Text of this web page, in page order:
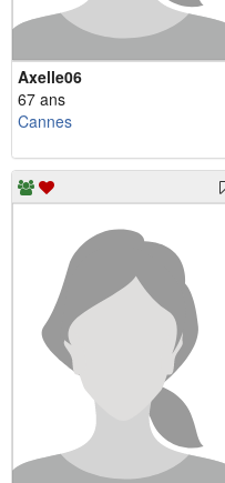
Axelle06
67 ans
Cannes